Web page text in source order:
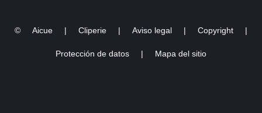
© Aicue | Cliperie | Aviso legal | Copyright |
Protección de datos | Mapa del sitio